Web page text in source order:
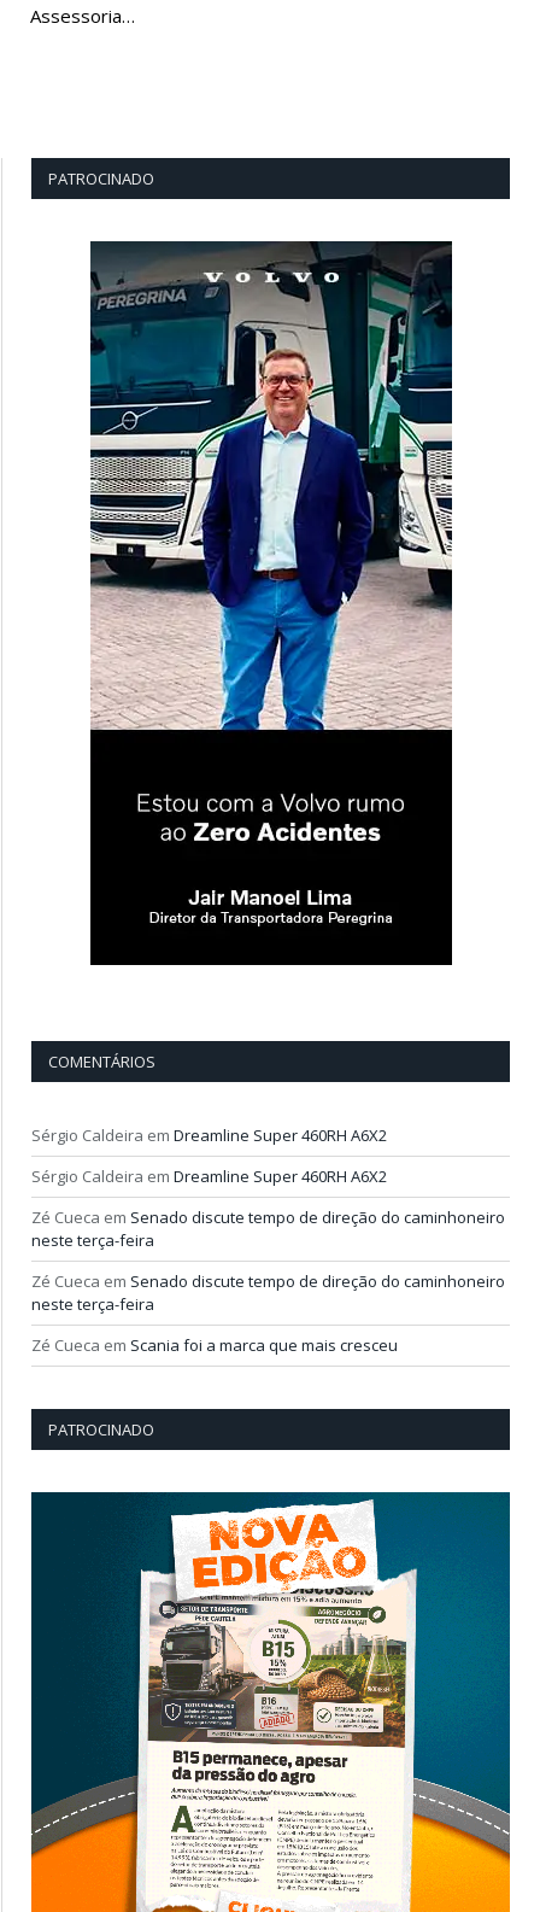
Assessoria…
PATROCINADO
COMENTÁRIOS
Sérgio Caldeira em Dreamline Super 460RH A6X2
Sérgio Caldeira em Dreamline Super 460RH A6X2
Zé Cueca em Senado discute tempo de direção do caminhoneiro
neste terça-feira
Zé Cueca em Senado discute tempo de direção do caminhoneiro
neste terça-feira
Zé Cueca em Scania foi a marca que mais cresceu
PATROCINADO